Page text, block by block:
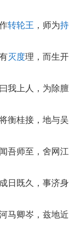
转轮王 ，师为持
灭度理，而生开
我上人，为除膻
衡桂接，地与吴
吾师至，舍网江
日既久，事济身
马卿岑，兹地近